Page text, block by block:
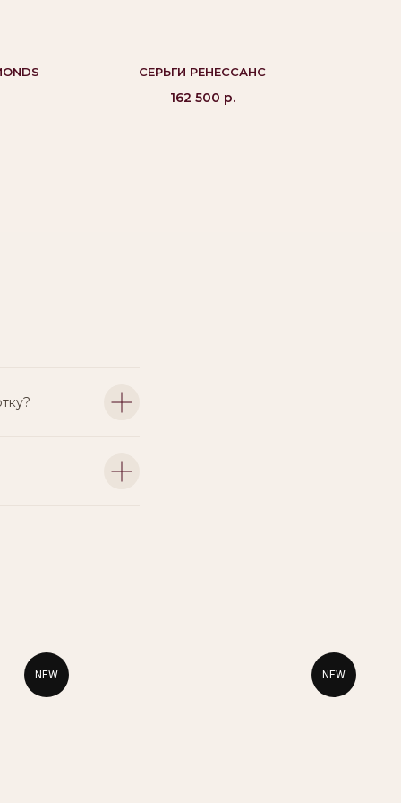
СЕРЬГИ РЕНЕССАНС
162 500 р.
NEW NEW